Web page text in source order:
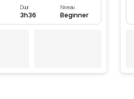
Duur
3h36
Niveau
Beginner